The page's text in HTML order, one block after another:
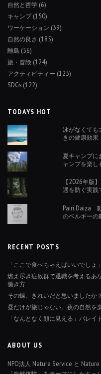
自然と哲学 (6)
キャンプ(150)
ワーケーション (39)
自然の良さ (185)
離島 (56)
旅・冒険 (124)
アクティビティー (123)
SDGs (122)
TODAYS HOT
泳がなくても
きの健康効果
夏キャンプ
ャンプを楽し
【2026年版
遇を防ぐ実践
Pairi Daiza
のベルギーの
RECENT POSTS
「ここで食べちゃえばいいでし
燃え尽き症候群で退職を考えるあ
働き方
その蝶、きれいだと思いましたか？
昼だけが旅じゃない。夜の自然を
「なんとなく顔に見える」パレ
ABOUT US
NPO法人 Nature Service と